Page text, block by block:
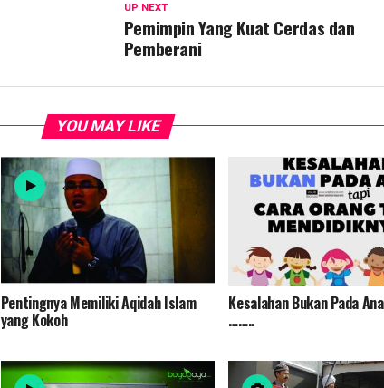
UP NEXT
Pemimpin Yang Kuat Cerdas dan
Pemberani
YOU MAY LIKE
Pentingnya Memiliki Aqidah Islam
yang Kokoh
Kesalahan Bukan Pada
……..